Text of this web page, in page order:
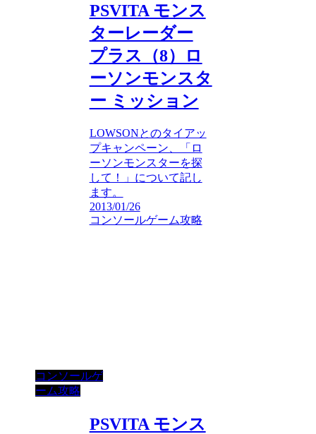
PSVITA モンス
ターレーダー
プラス（8）ロ
ーソンモンスタ
ー ミッション
LOWSONとのタイアッ
プキャンペーン、「ロ
ーソンモンスターを探
して！」について記し
ます。
2013/01/26
コンソールゲーム攻略
コンソールゲ
ーム攻略
PSVITA モンス